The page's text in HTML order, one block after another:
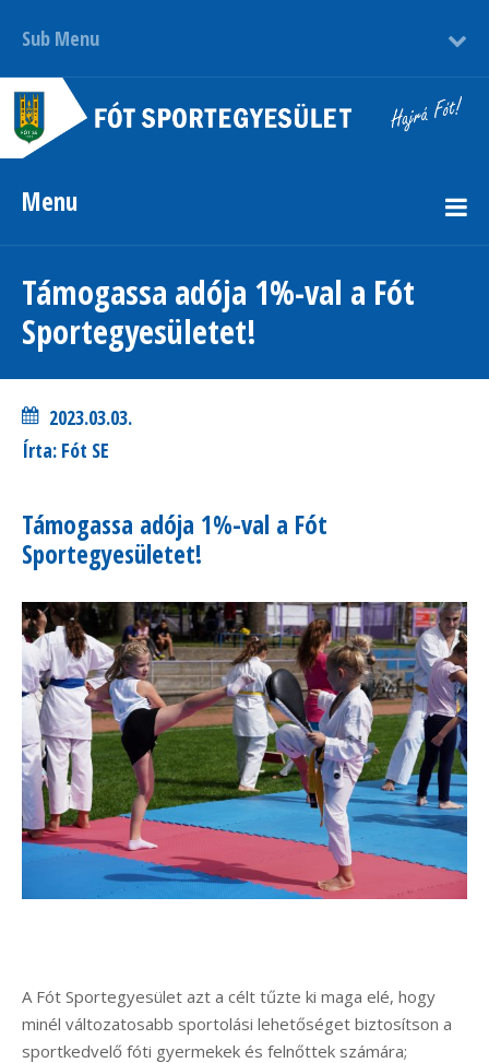
Sub Menu
Menu
Támogassa adója 1%-val a Fót
Sportegyesületet!
2023.03.03.
Írta: Fót SE
Támogassa adója 1%-val a Fót
Sportegyesületet!
A Fót Sportegyesület azt a célt tűzte ki maga elé, hogy
minél változatosabb sportolási lehetőséget biztosítson a
sportkedvelő fóti gyermekek és felnőttek számára;